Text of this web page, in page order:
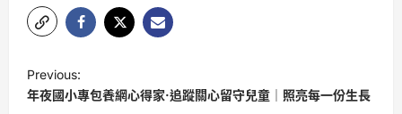
o
Previous:
年夜國小專包養網心得家·追蹤關心留守兒童｜照亮每一份生長